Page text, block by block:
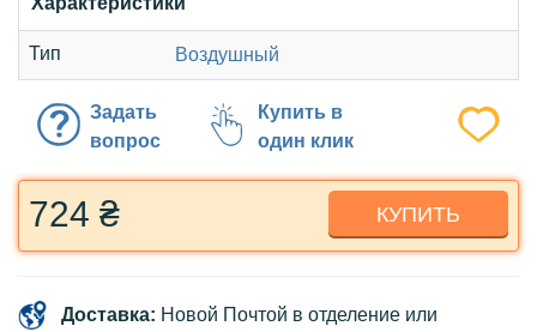
Тип Воздушный
Задать
вопрос
Купить в
один клик
724 ₴ КУПИТЬ
Доставка: Новой Почтой в отделение или